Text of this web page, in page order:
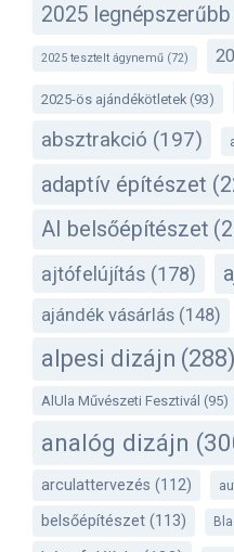
2025
2025 tesztelt ágynemű (72)
2025-ös ajándékötletek (93)
absztrakció (197)
adaptív építészet
AI belsőépítészet
ajtófelújítás (178)
ajándék vásárlás (148)
alpesi dizájn (288)
AlUla Művészeti Fesztivál (95)
analóg dizájn
arculattervezés (112)
belsőépítészet (113)